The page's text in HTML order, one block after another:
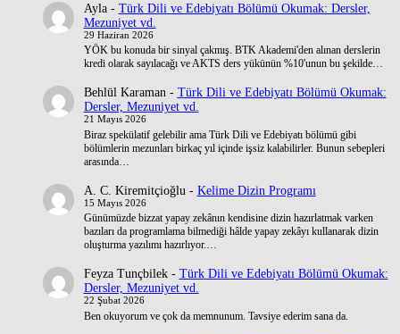
Ayla- Türk Dili ve Edebiyatı Bölümü Okumak: Dersler,
Mezuniyet vd.
29 Haziran 2026
YÖK bu konuda bir sinyal çakmış. BTK Akademi'den alınan derslerin
kredi olarak sayılacağı ve AKTS ders yükünün %10'unun bu şekilde…
Behlül Karaman- Türk Dili ve Edebiyatı Bölümü Okumak:
Dersler, Mezuniyet vd.
21 Mayıs 2026
Biraz spekülatif gelebilir ama Türk Dili ve Edebiyatı bölümü gibi
bölümlerin mezunları birkaç yıl içinde işsiz kalabilirler. Bunun sebepleri
arasında…
A. C. Kiremitçioğlu - Kelime Dizin Programı
15 Mayıs 2026
Günümüzde bizzat yapay zekânın kendisine dizin hazırlatmak varken
bazıları da programlama bilmediği hâlde yapay zekâyı kullanarak dizin
oluşturma yazılımı hazırlıyor.…
Feyza Tunçbilek- Türk Dili ve Edebiyatı Bölümü Okumak:
Dersler, Mezuniyet vd.
22 Şubat 2026
Ben okuyorum ve çok da memnunum. Tavsiye ederim sana da.